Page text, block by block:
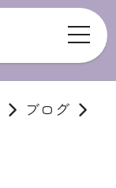
ブログ